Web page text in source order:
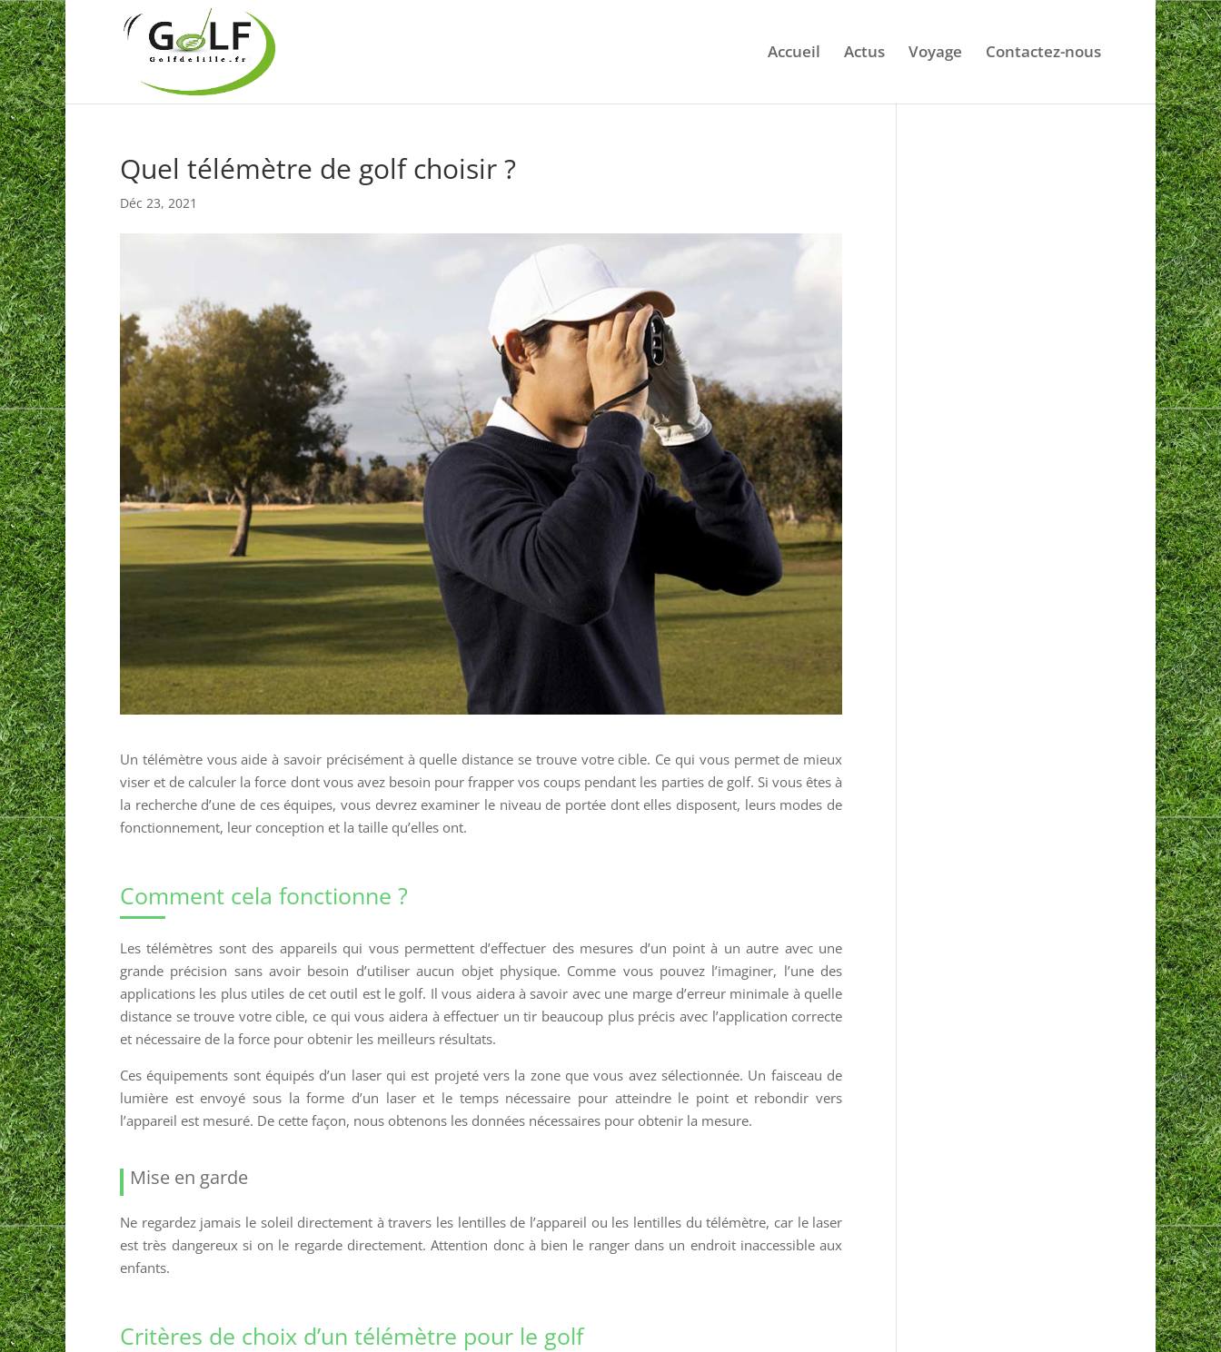
Accueil Actus Voyage Contactez-nous
Quel télémètre de golf choisir ?
Déc 23, 2021
Un télémètre vous aide à savoir précisément à quelle distance se trouve votre cible. Ce qui vous permet de mieux
viser et de calculer la force dont vous avez besoin pour frapper vos coups pendant les parties de golf. Si vous êtes à
la recherche d’une de ces équipes, vous devrez examiner le niveau de portée dont elles disposent, leurs modes de
fonctionnement, leur conception et la taille qu’elles ont.
Comment cela fonctionne ?
Les télémètres sont des appareils qui vous permettent d’effectuer des mesures d’un point à un autre avec une
grande précision sans avoir besoin d’utiliser aucun objet physique. Comme vous pouvez l’imaginer, l’une des
applications les plus utiles de cet outil est le golf. Il vous aidera à savoir avec une marge d’erreur minimale à quelle
distance se trouve votre cible, ce qui vous aidera à effectuer un tir beaucoup plus précis avec l’application correcte
et nécessaire de la force pour obtenir les meilleurs résultats.
Ces équipements sont équipés d’un laser qui est projeté vers la zone que vous avez sélectionnée. Un faisceau de
lumière est envoyé sous la forme d’un laser et le temps nécessaire pour atteindre le point et rebondir vers
l’appareil est mesuré. De cette façon, nous obtenons les données nécessaires pour obtenir la mesure.
Mise en garde
Ne regardez jamais le soleil directement à travers les lentilles de l’appareil ou les lentilles du télémètre, car le laser
est très dangereux si on le regarde directement. Attention donc à bien le ranger dans un endroit inaccessible aux
enfants.
Critères de choix d’un télémètre pour le golf